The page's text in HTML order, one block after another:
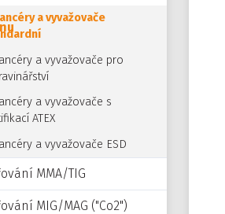
a vyvažovače
a vyvažovače pro
a vyvažovače s
ATEX
a vyvažovače ESD
MMA/TIG
MIG/MAG ("Co2")